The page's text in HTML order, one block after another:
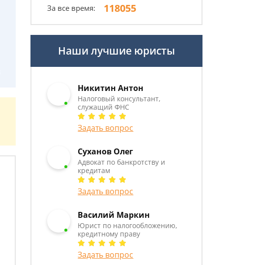
За все время: 118055
Наши лучшие юристы
Никитин Антон
Налоговый консультант,
служащий ФНС
Задать вопрос
Суханов Олег
Адвокат по банкротству и
кредитам
Задать вопрос
Василий Маркин
Юрист по налогообложению,
кредитному праву
Задать вопрос